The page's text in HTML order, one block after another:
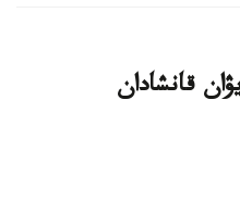
قانشادان